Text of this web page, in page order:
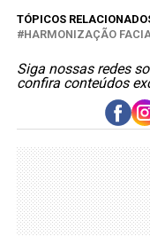
TÓPICOS
HARMONIZAÇÃO
Siga nossas redes
confira conteúdos